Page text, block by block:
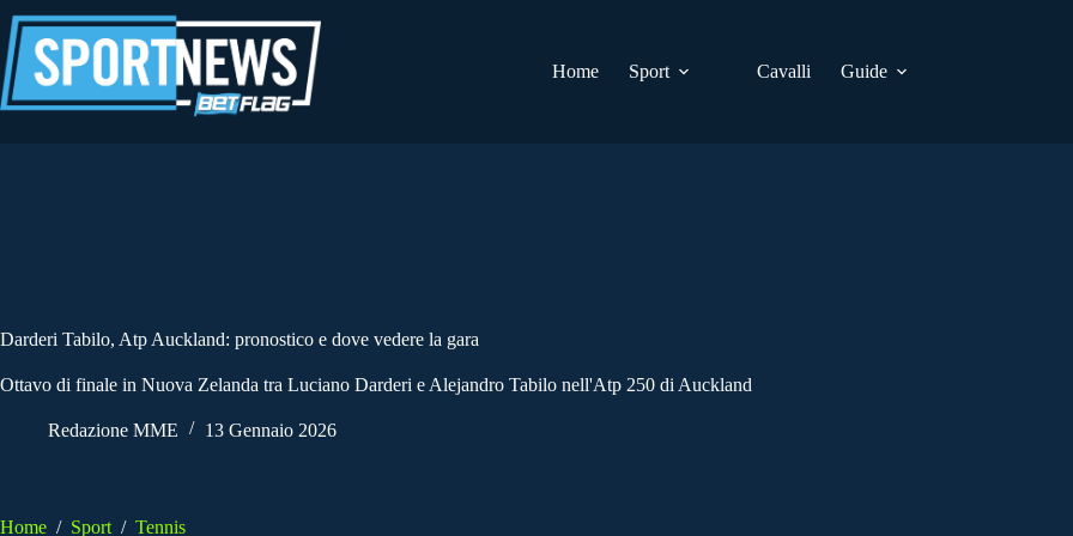
al
contenuto
Home
Sport Cavalli Guide
Darderi Tabilo, Atp Auckland: pronostico e dove vedere la gara
Ottavo di finale in Nuova Zelanda tra Luciano Darderi e Alejandro Tabilo nell'Atp 250 di Auckland
Redazione MME 13 Gennaio 2026
Home / Sport / Tennis